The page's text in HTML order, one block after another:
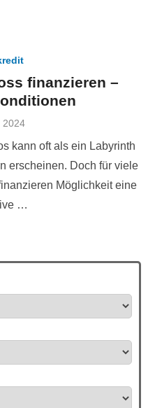
finanzieren –
2024
kann oft als ein Labyrinth
erscheinen. Doch für viele
Möglichkeit eine
…